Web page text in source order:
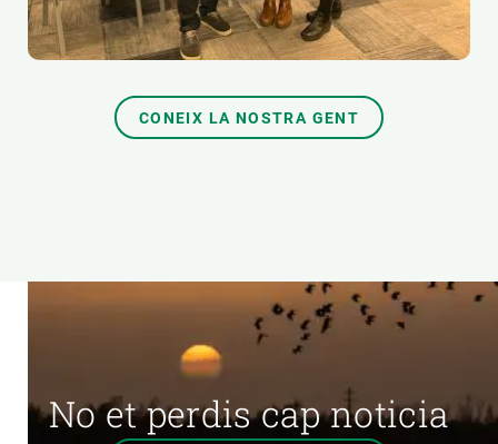
CONEIX LA NOSTRA GENT
No et perdis cap noticia